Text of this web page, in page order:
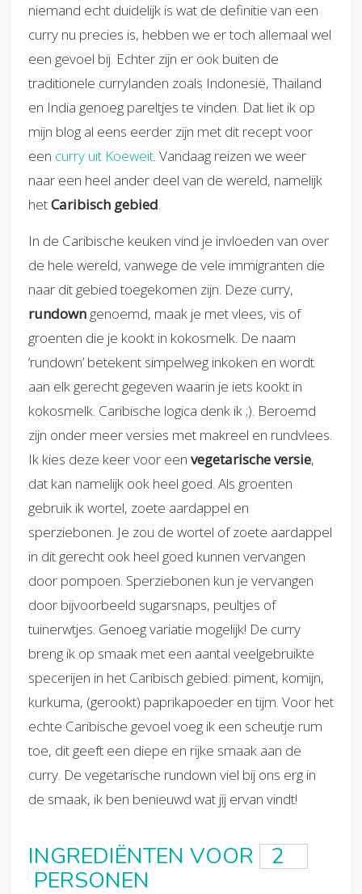
niemand echt duidelijk is wat de definitie van een
curry nu precies is, hebben we er toch allemaal wel
een gevoel bij. Echter zijn er ook buiten de
traditionele currylanden zoals Indonesië, Thailand
en India genoeg pareltjes te vinden. Dat liet ik op
mijn blog al eens eerder zijn met dit recept voor
een curry uit Koeweit. Vandaag reizen we weer
naar een heel ander deel van de wereld, namelijk
hetCaribisch gebied.
In de Caribische keuken vind je invloeden van over
de hele wereld, vanwege de vele immigranten die
naar dit gebied toegekomen zijn. Deze curry,
rundown genoemd, maak je met vlees, vis of
groenten die je kookt in kokosmelk. De naam
‘rundown’ betekent simpelweg inkoken en wordt
aan elk gerecht gegeven waarin je iets kookt in
kokosmelk. Caribische logica denk ik ;). Beroemd
zijn onder meer versies met makreel en rundvlees.
Ik kies deze keer voor een vegetarische versie,
dat kan namelijk ook heel goed. Als groenten
gebruik ik wortel, zoete aardappel en
sperziebonen. Je zou de wortel of zoete aardappel
in dit gerecht ook heel goed kunnen vervangen
door pompoen. Sperziebonen kun je vervangen
door bijvoorbeeld sugarsnaps, peultjes of
tuinerwtjes. Genoeg variatie mogelijk! De curry
breng ik op smaak met een aantal veelgebruikte
specerijen in het Caribisch gebied: piment, komijn,
kurkuma, (gerookt) paprikapoeder en tijm. Voor het
echte Caribische gevoel voeg ik een scheutje rum
toe, dit geeft een diepe en rijke smaak aan de
curry. De vegetarische rundown viel bij ons erg in
de smaak, ik ben benieuwd wat jij ervan vindt!
INGREDIËNTEN VOOR
PERSONEN